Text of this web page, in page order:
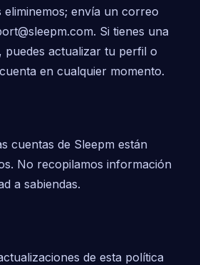
envía un correo
Si tienes una
puedes actualizar tu perfil o
en cualquier momento.
cuentas de Sleepm están
No recopilamos información
a sabiendas.
de esta política